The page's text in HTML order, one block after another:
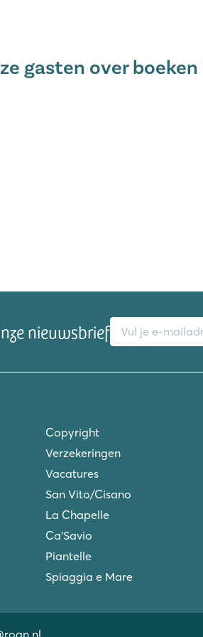
gasten over boeken
nieuwsbrief
E-mailadres
Copyright
Verzekeringen
Vacatures
San Vito/Cisano
La Chapelle
Ca'Savio
Piantelle
Spiaggia e Mare